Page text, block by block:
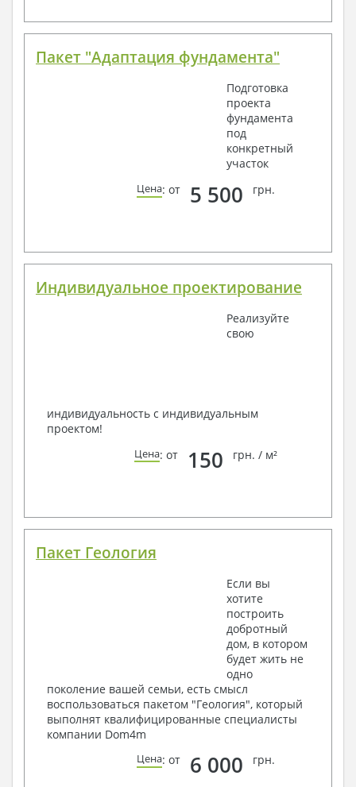
Пакет "Адаптация фундамента"
Подготовка
проекта
фундамента
под
конкретный
участок
Цена: от 5 500 грн.
Индивидуальное проектирование
Реализуйте
свою
индивидуальность с индивидуальным
проектом!
Цена: от 150 грн. / м²
Пакет Геология
Если вы
хотите
построить
добротный
дом, в котором
будет жить не
одно
поколение вашей семьи, есть смысл
воспользоваться пакетом "Геология", который
выполнят квалифицированные специалисты
компании Dom4m
Цена: от 6 000 грн.